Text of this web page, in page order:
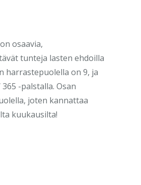
osaavia,
tunteja lasten ehdoilla
harrastepuolella on 9, ja
-palstalla. Osan
joten kannattaa
kuukausilta!